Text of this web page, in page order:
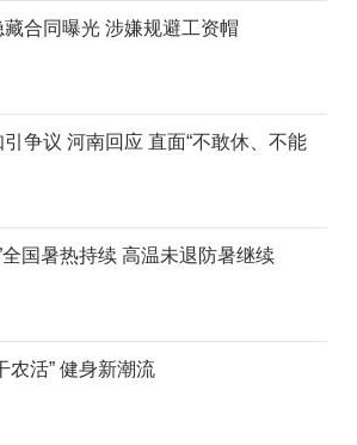
合同曝光 涉嫌规避工资帽
争议 河南回应 直面“不敢休、不能
全国暑热持续 高温未退防暑继续
农活” 健身新潮流